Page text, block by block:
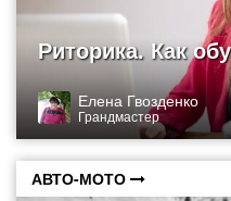
Риторика. Как
Елена Гвозденко
Грандмастер
АВТО-МОТО